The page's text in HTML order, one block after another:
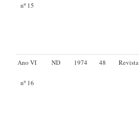
nº 15
Ano VI
nº 16
ND 1974 48 Revista